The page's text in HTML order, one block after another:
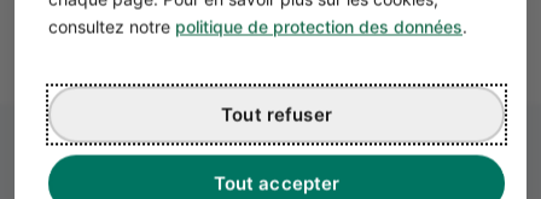
consultez notre politique de protection des données.
Tout accepter
Tout refuser
non commerciaux (BNC).